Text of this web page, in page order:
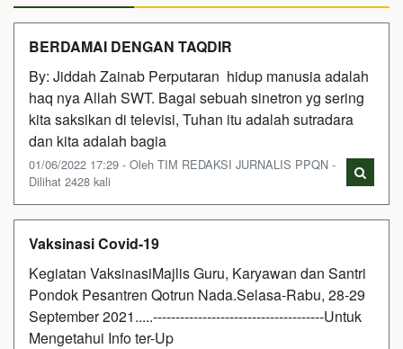
BERDAMAI DENGAN TAQDIR
By: Jiddah Zainab Perputaran hidup manusia adalah
haq nya Allah SWT. Bagai sebuah sinetron yg sering
kita saksikan di televisi, Tuhan itu adalah sutradara
dan kita adalah bagia
01/06/2022 17:29 - Oleh TIM REDAKSI JURNALIS PPQN -
Dilihat 2428 kali
Vaksinasi Covid-19
Kegiatan VaksinasiMajlis Guru, Karyawan dan Santri
Pondok Pesantren Qotrun Nada.Selasa-Rabu, 28-29
September 2021.....--------------------------------------Untuk
Mengetahui Info ter-Up